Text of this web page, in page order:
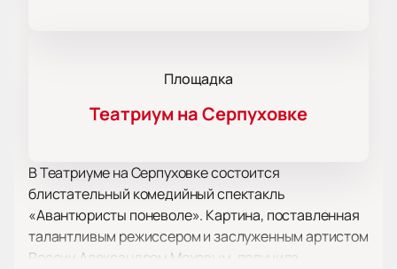
Площадка
Театриум на Серпуховке
В Театриуме на Серпуховке состоится
блистательный комедийный спектакль
«Авантюристы поневоле». Картина, поставленная
талантливым режиссером и заслуженным артистом
России Александром Моховым, получила